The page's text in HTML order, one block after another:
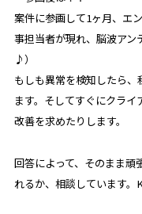
案件に参画して1ヶ月、エ
事担当者が現れ、脳波アン
♪）
もしも異常を検知したら
ます。そしてすぐにクラ
改善を求めたりします。
回答によって、そのまま頑
れるか、相談しています。